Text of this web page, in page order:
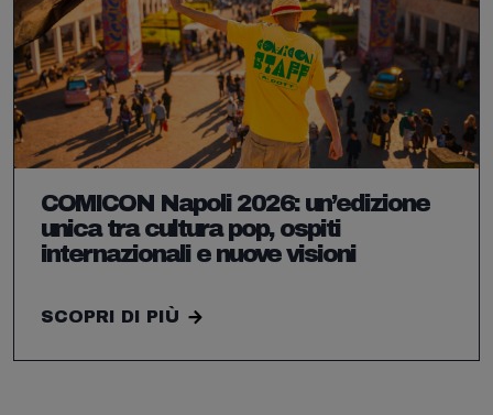
COMICON Napoli 2026: un’edizione
unica tra cultura pop, ospiti
internazionali e nuove visioni
SCOPRI DI PIÙ